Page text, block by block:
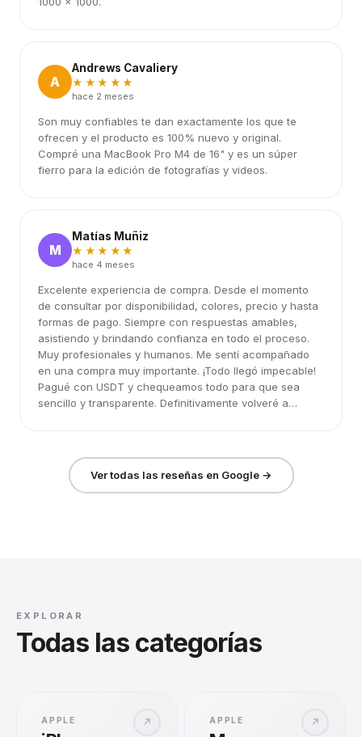
A
Andrews Cavaliery
★★★★★
hace 2 meses
Son muy confiables te dan exactamente los que te
ofrecen y el producto es 100% nuevo y original.
Compré una MacBook Pro M4 de 16" y es un súper
fierro para la edición de fotografías y videos.
M
Matías Muñiz
★★★★★
hace 4 meses
Excelente experiencia de compra. Desde el momento
de consultar por disponibilidad, colores, precio y hasta
formas de pago. Siempre con respuestas amables,
asistiendo y brindando confianza en todo el proceso.
Muy profesionales y humanos. Me sentí acompañado
en una compra muy importante. ¡Todo llegó impecable!
Pagué con USDT y chequeamos todo para que sea
sencillo y transparente. Definitivamente volveré a
Ver todas las reseñas en Google →
EXPLORAR
Todas las categorías
↗
APPLE ↗
APPLE